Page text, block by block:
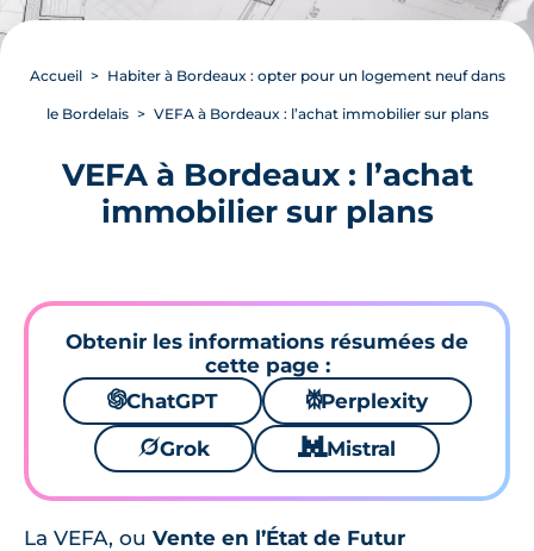
Accueil Habiter à Bordeaux : opter pour un logement neuf dans
le Bordelais VEFA à Bordeaux : l’achat immobilier sur plans
VEFA à Bordeaux : l’achat
immobilier sur plans
Obtenir les informations résumées de
cette page :
🌌ChatGPT ⚙Perplexity
🪐Grok 🐱 Mistral
La VEFA, ou Vente en l’État de Futur